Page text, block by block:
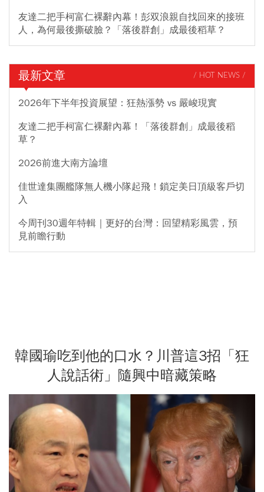
友達二把手柯富仁裸辭內幕！彭双浪親自找回來的接班
人，為何最後撕破臉？「落後群創」成最後稻草？
最新文章 / HOT NEWS /
2026年下半年投資展望：狂熱漲勢 vs 嚴峻現實
友達二把手柯富仁裸辭內幕！「落後群創」成最後稻
草？
2026前進大南方論壇
佳世達集團艦隊無人機小隊起飛！鎖定美日頂級客戶切
入
今周刊30週年特輯｜更好的台灣：回望精彩風雲，預
見前瞻行動
韓國瑜吃到他的口水？川普這3招「狂
人說話術」隨興中暗藏策略